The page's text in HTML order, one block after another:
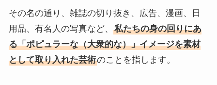
その名の通り、雑誌の切り抜き、広告、漫画、日
用品、有名人の写真など、 私たちの身の回りにあ
る「ポピュラーな（大衆的な）」イメージを素材
として取り入れた芸術のことを指します。